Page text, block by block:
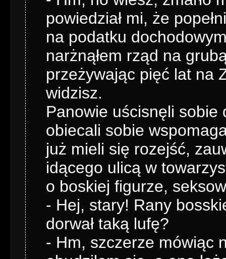
powiedział mi, że
na podatku
narżnąłem rząd na
przeżywając pięć lat na
widzisz.
Panowie uścisnęli sobie
obiecali sobie
już mieli się rozejść,
idącego ulicą w
o boskiej figurze,
- Hej, stary! Rany
dorwał taką lufę?
- Hm, szczerze mówiąc